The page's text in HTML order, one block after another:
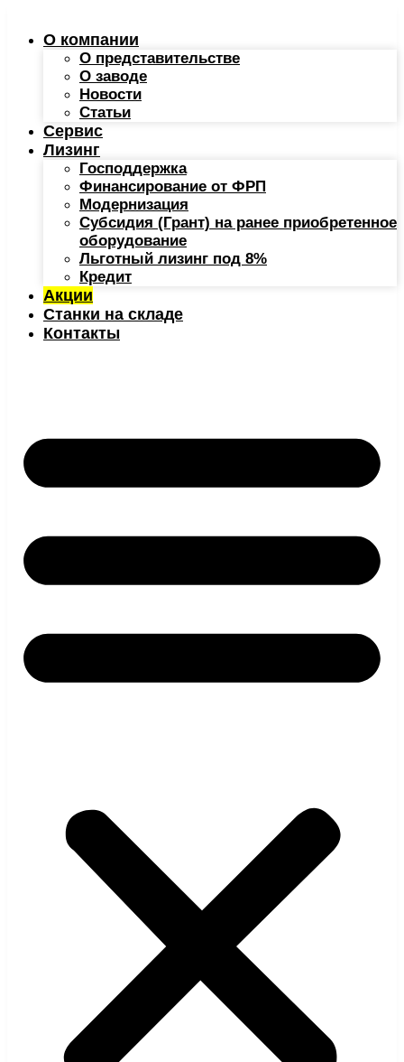
О компании
О представительстве
О заводе
Новости
Статьи
Сервис
Лизинг
Господдержка
Финансирование от ФРП
Модернизация
Субсидия (Грант) на ранее приобретенное
оборудование
Льготный лизинг под 8%
Кредит
Акции
Станки на складе
Контакты